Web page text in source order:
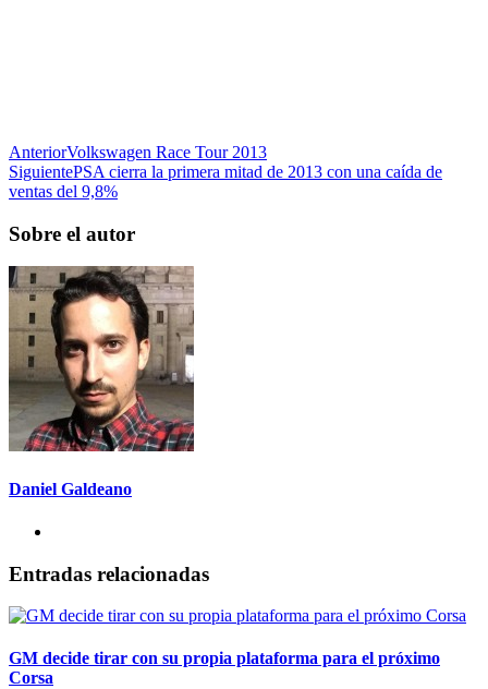
AnteriorVolkswagen Race Tour 2013
SiguientePSA cierra la primera mitad de 2013 con una caída de
ventas del 9,8%
Sobre el autor
Daniel Galdeano
Entradas relacionadas
GM decide tirar con su propia plataforma para el próximo
Corsa